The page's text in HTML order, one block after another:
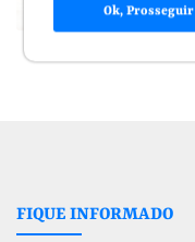
Ok, Prosseguir
FIQUE INFORMADO